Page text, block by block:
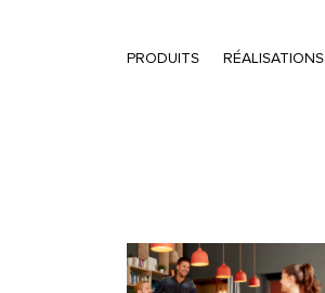
PRODUITS RÉALISATIONS